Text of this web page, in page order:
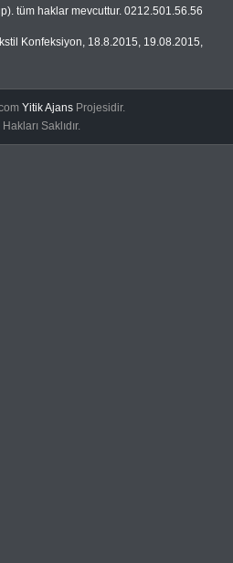
tüm haklar mevcuttur. 0212.501.56.56
Konfeksiyon, 18.8.2015, 19.08.2015,
Yitik Ajans Projesidir.
Saklıdır.